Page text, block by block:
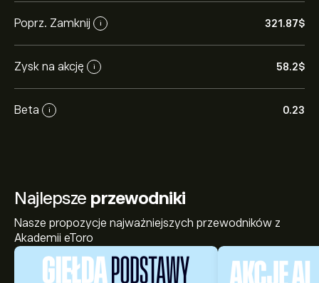
Poprz. Zamknij i 321.87‎$‎
Zysk na akcję i 58.2‎$‎
Beta i 0.23
Najlepsze przewodniki
Nasze propozycje najważniejszych przewodników z
Akademii eToro